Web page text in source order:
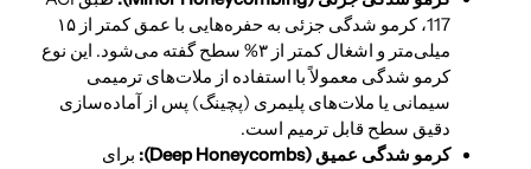
117، کرمو شدگی جزئی به حفره‌هایی با عمق کمتر از ۱۵
میلی‌متر و اشغال کمتر از ۳% سطح گفته می‌شود. این نوع
کرمو شدگی معمولاً با استفاده از ملات‌های ترمیمی
سیمانی یا ملات‌های پلیمری (پچینگ) پس از آماده‌سازی
دقیق سطح قابل ترمیم است.
کرمو شدگی عمیق (Deep Honeycombs
): برای